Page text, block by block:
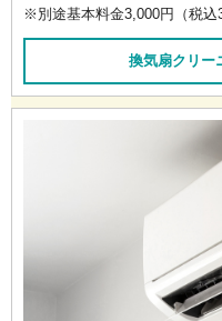
※別途基本料金3,000円（税込
換気扇クリー